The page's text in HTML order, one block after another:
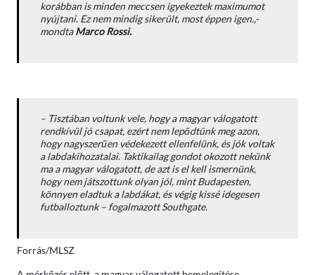
korábban is minden meccsen igyekeztek maximumot
nyújtani. Ez nem mindig sikerült, most éppen igen.,-
mondtaMarco Rossi.
– Tisztában voltunk vele, hogy a magyar válogatott
rendkívül jó csapat, ezért nem lepődtünk meg azon,
hogy nagyszerűen védekezett ellenfelünk, és jók voltak
a labdakihozatalai. Taktikailag gondot okozott nekünk
ma a magyar válogatott, de azt is el kell ismernünk,
hogy nem játszottunk olyan jól, mint Budapesten,
könnyen eladtuk a labdákat, és végig kissé idegesen
futballoztunk –fogalmazott Southgate.
Forrás/MLSZ